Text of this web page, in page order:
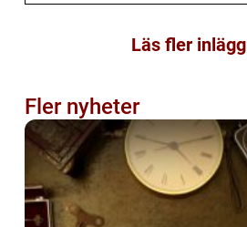
Läs fler
Fler nyheter